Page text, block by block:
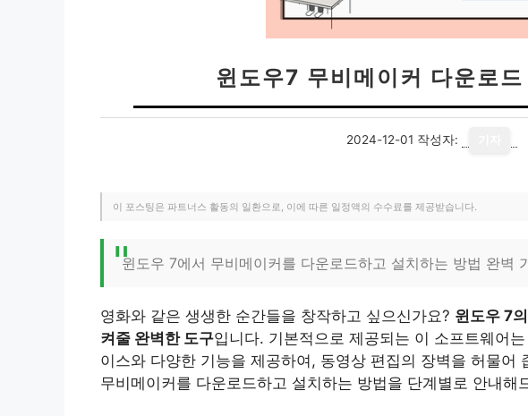
윈도우7 무비메이커 다운로드
2024-12-01 작성자:
이 포스팅은 파트너스 활동의 일환으로, 이에 따른 일정액의 수수료를 제공받습니다.
윈도우 7에서 무비메이커를 다운로드하고 설치하는 방법 완벽
영화와 같은 생생한 순간들을 창작하고 싶으신가요? 윈도우 7
켜줄 완벽한 도구입니다. 기본적으로 제공되는 이 소프트웨어
이스와 다양한 기능을 제공하여, 동영상 편집의 장벽을 허물어
무비메이커를 다운로드하고 설치하는 방법을 단계별로 안내해